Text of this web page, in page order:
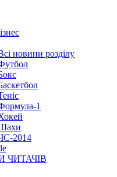
новини розділу
1
2014
ЧИТАЧІВ